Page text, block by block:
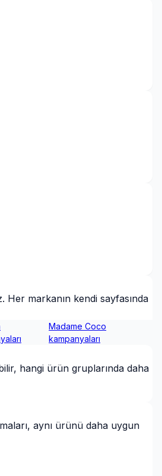
Her markanın kendi sayfasında
Madame Coco
kampanyaları
hangi ürün gruplarında daha
aynı ürünü daha uygun